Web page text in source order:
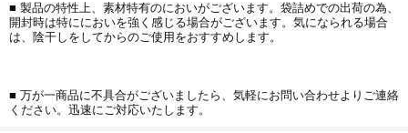
■ 製品の特性上、素材特有のにおいがございます。袋詰めでの出荷の為、
開封時は特ににおいを強く感じる場合がございます。気になられる場合
は、陰干しをしてからのご使用をおすすめします。
■ 万が一商品に不具合がございましたら、気軽にお問い合わせよりご連絡
ください。迅速にご対応いたします。